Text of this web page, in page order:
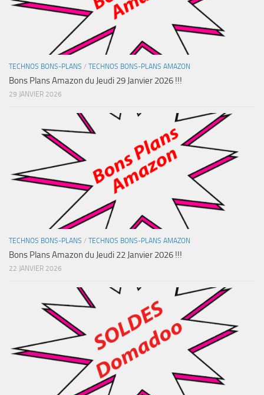
TECHNOS BONS-PLANS / TECHNOS BONS-PLANS AMAZON
Bons Plans Amazon du Jeudi 29 Janvier 2026 !!!
29 JANVIER 2026
TECHNOS BONS-PLANS / TECHNOS BONS-PLANS AMAZON
Bons Plans Amazon du Jeudi 22 Janvier 2026 !!!
22 JANVIER 2026